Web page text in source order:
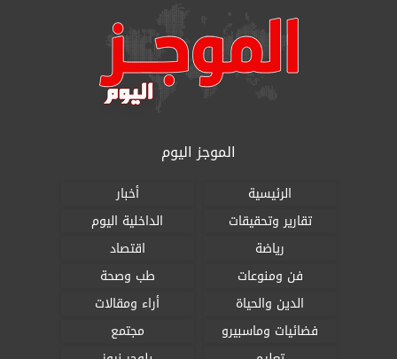
الموجز اليوم
الرئيسية
أخبار
تقارير وتحقيقات
الداخلية اليوم
رياضة
اقتصاد
فن ومنوعات
طب وصحة
الدين والحياة
أراء ومقالات
فضائيات وماسبيرو
مجتمع